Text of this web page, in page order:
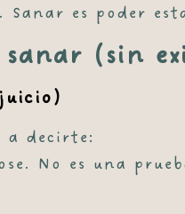
Sanar es poder
sanar (sin
a decirte:
No es una